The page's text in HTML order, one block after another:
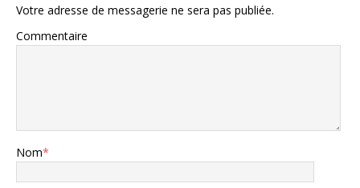
Votre adresse de messagerie ne sera pas publiée.
Commentaire
Nom*